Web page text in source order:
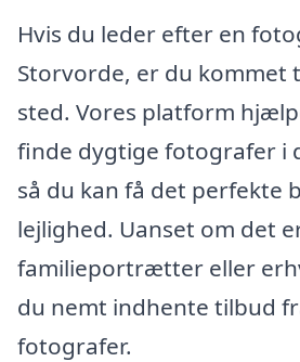
Hvis du leder efter en
Storvorde, er du kommet
sted. Vores platform
finde dygtige fotografer i
så du kan få det perfekte
lejlighed. Uanset om det
familieportrætter eller
du nemt indhente tilbud
fotografer.